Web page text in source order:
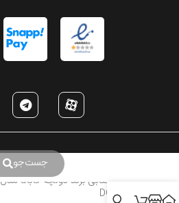
جست‌جو
عینک آفتابی برند دولچه گابانا مدل
DG3294